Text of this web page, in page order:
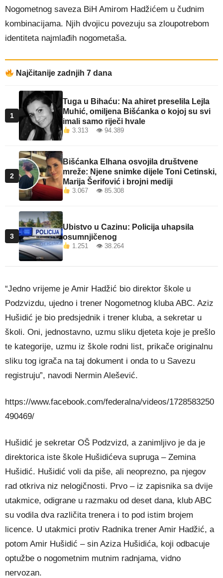
Nogometnog saveza BiH Amirom Hadžićem u čudnim
kombinacijama. Njih dvojicu povezuju sa zloupotrebom
identiteta najmlađih nogometaša.
Najčitanije zadnjih 7 dana
1
Tuga u Bihaću: Na ahiret preselila Lejla
Muhić, omiljena Bišćanka o kojoj su svi
imali samo riječi hvale
3.313 👁 94.389
2
Bišćanka Elhana osvojila društvene
mreže: Njene snimke dijele Toni Cetinski,
Marija Šerifović i brojni mediji
3.067 👁 85.308
3
Ubistvo u Cazinu: Policija uhapsila
osumnjičenog
1.251 👁 38.264
“Jedno vrijeme je Amir Hadžić bio direktor škole u
Podzvizdu, ujedno i trener Nogometnog kluba ABC. Aziz
Hušidić je bio predsjednik i trener kluba, a sekretar u
školi. Oni, jednostavno, uzmu sliku djeteta koje je prešlo
te kategorije, uzmu iz škole rodni list, prikače originalnu
sliku tog igrača na taj dokument i onda to u Savezu
registruju”, navodi Nermin Alešević.
https://www.facebook.com/federalna/videos/1728583250
490469/
Hušidić je sekretar OŠ Podzvizd, a zanimljivo je da je
direktorica iste škole Hušidićeva supruga – Zemina
Hušidić. Hušidić voli da piše, ali neoprezno, pa njegov
rad otkriva niz nelogičnosti. Prvo – iz zapisnika sa dvije
utakmice, odigrane u razmaku od deset dana, klub ABC
su vodila dva različita trenera i to pod istim brojem
licence. U utakmici protiv Radnika trener Amir Hadžić, a
potom Amir Hušidić – sin Aziza Hušidića, koji odbacuje
optužbe o nogometnim mutnim radnjama, vidno
nervozan.